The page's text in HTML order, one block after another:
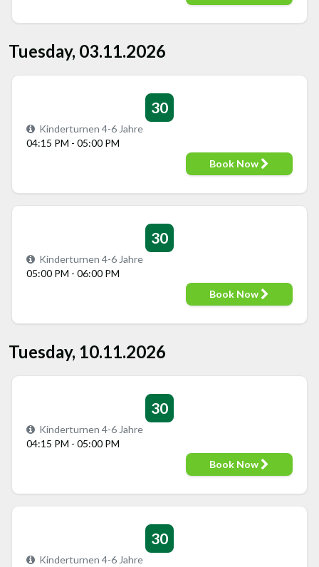
Tuesday, 03.11.2026
30
Kinderturnen 4-6 Jahre
04:15 PM - 05:00 PM
Book Now
30
Kinderturnen 4-6 Jahre
05:00 PM - 06:00 PM
Book Now
Tuesday, 10.11.2026
30
Kinderturnen 4-6 Jahre
04:15 PM - 05:00 PM
Book Now
30
Kinderturnen 4-6 Jahre